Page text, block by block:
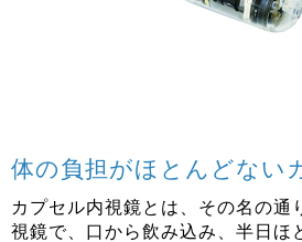
体の負担がほとんどない
カプセル内視鏡とは、その名の通
視鏡で、口から飲み込み、半日ほ